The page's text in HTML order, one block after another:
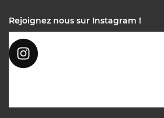
Rejoignez nous sur Instagram !